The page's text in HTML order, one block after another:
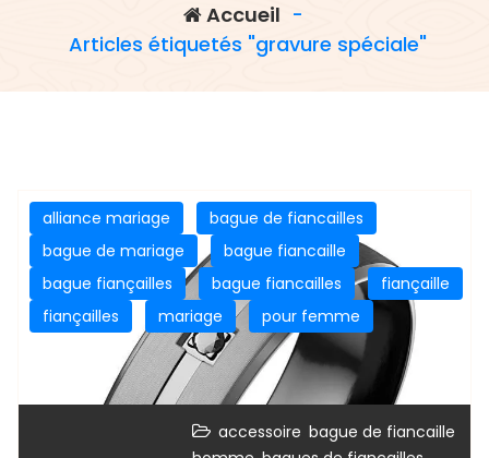
Accueil -
Articles étiquetés "gravure spéciale"
alliance mariage
bague de fiancailles
bague de mariage
bague fiancaille
bague fiançailles
bague fiancailles
fiançaille
fiançailles
mariage pour femme
accessoire bague de fiancaille